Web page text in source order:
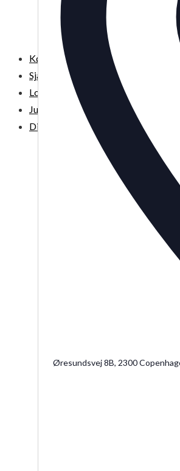
Nørrebro
Frederiksberg
Amager
Københavns omegn
Sjælland
Loppemarked i dag
Julemarkeder 2026
Dit loppemarked
Øresundsvej 8B, 2300